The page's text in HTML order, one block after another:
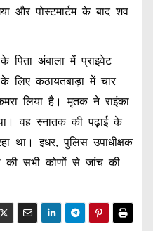
और पोस्टमार्टम के बाद शव
पिता अंबाला में प्राइवेट
लिए कठायतबाड़ा में चार
लिया है। मृतक ने राइंका
था। वह स्नातक की पढ़ाई के
था। इधर, पुलिस उपाधीक्षक
की सभी कोणों से जांच की